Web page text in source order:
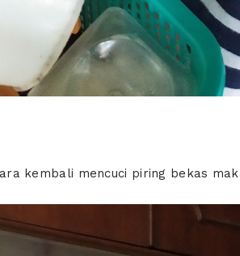
kembali mencuci piring bekas